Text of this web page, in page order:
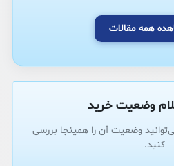
همه مقالات
وضعیت خرید
وضعیت آن را همینجا بررسی
کنید.